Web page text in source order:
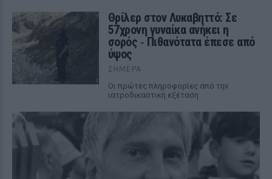
Θρίλερ στον Λυκαβηττό: Σε
57χρονη γυναίκα ανήκει η
σορός ‑ Πιθανότατα έπεσε από
ύψος
ΣΉΜΕΡΑ
Οι πρώτες πληροφορίες από την
ιατροδικαστική εξέταση